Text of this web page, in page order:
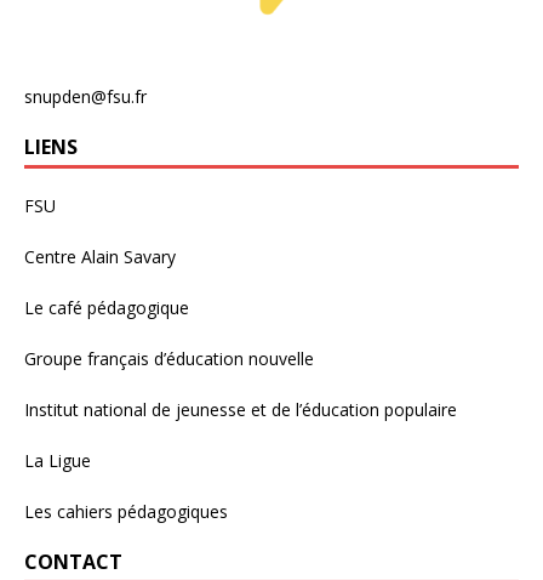
snupden@fsu.fr
LIENS
FSU
Centre Alain Savary
Le café pédagogique
Groupe français d’éducation nouvelle
Institut national de jeunesse et de l’éducation populaire
La Ligue
Les cahiers pédagogiques
CONTACT